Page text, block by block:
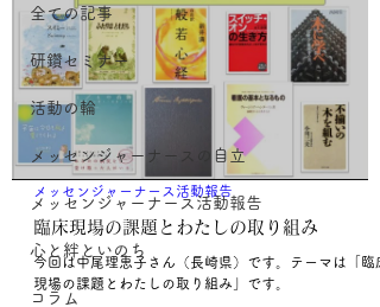
全ての記事
研鑽セミナー
活動の輪
メッセンジャーナースの自立
メッセンジャーナース活動報告
心と絆といのち
コラム
メッセンジャーナース活動報告
臨床現場の課題とわたしの取り組み
今回は中尾理恵子さん（長崎県）です。テーマは「臨
現場の課題とわたしの取り組み」です。